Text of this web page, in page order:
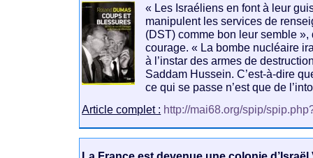
« Les Israéliens en font à leur
manipulent les services de
(DST) comme bon leur semble
courage. « La bombe nucléaire
à l’instar des armes de
Saddam Hussein. C’est-à-dire
ce qui se passe n’est que de
Article complet : http://mai68.org/spip/